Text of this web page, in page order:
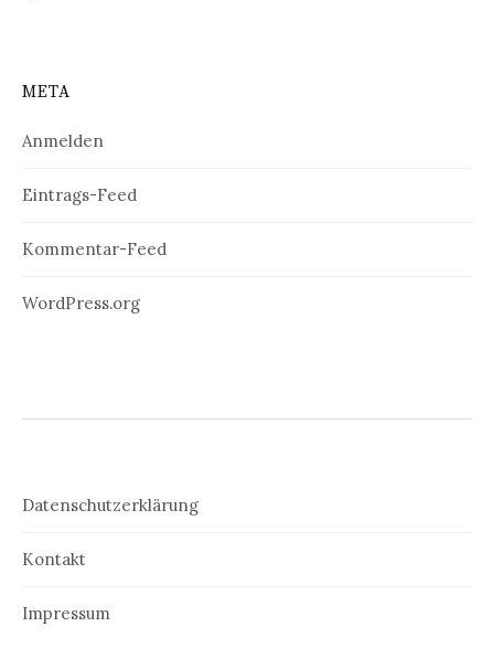
META
Anmelden
Eintrags-Feed
Kommentar-Feed
WordPress.org
Datenschutzerklärung
Kontakt
Impressum